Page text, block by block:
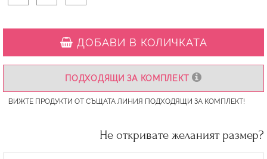
ДОБАВИ В КОЛИЧКАТА
ПОДХОДЯЩИ ЗА КОМПЛЕКТ
ВИЖТЕ ПРОДУКТИ ОТ СЪЩАТА ЛИНИЯ ПОДХОДЯЩИ ЗА КОМПЛЕКТ!
Не откривате желаният размер?